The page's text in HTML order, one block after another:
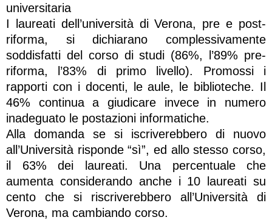
universitaria
I laureati dell’università di Verona, pre e post-
riforma, si dichiarano complessivamente
soddisfatti del corso di studi (86%, l’89% pre-
riforma, l’83% di primo livello). Promossi i
rapporti con i docenti, le aule, le biblioteche. Il
46% continua a giudicare invece in numero
inadeguato le postazioni informatiche.
Alla domanda se si iscriverebbero di nuovo
all’Università risponde “sì”, ed allo stesso corso,
il 63% dei laureati. Una percentuale che
aumenta considerando anche i 10 laureati su
cento che si riscriverebbero all’Università di
Verona, ma cambiando corso.